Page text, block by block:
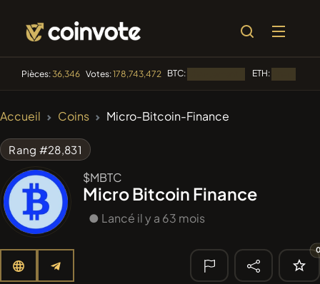
Pièces:36,346 Votes:178,743,472 BTC: ETH:
TENDANCE
Boss cat BCT
#2591
Accueil Coins Micro-Bitcoin-Finance
Rang #28,831
$MBTC
Micro Bitcoin Finance
● Lancé il y a 63 mois